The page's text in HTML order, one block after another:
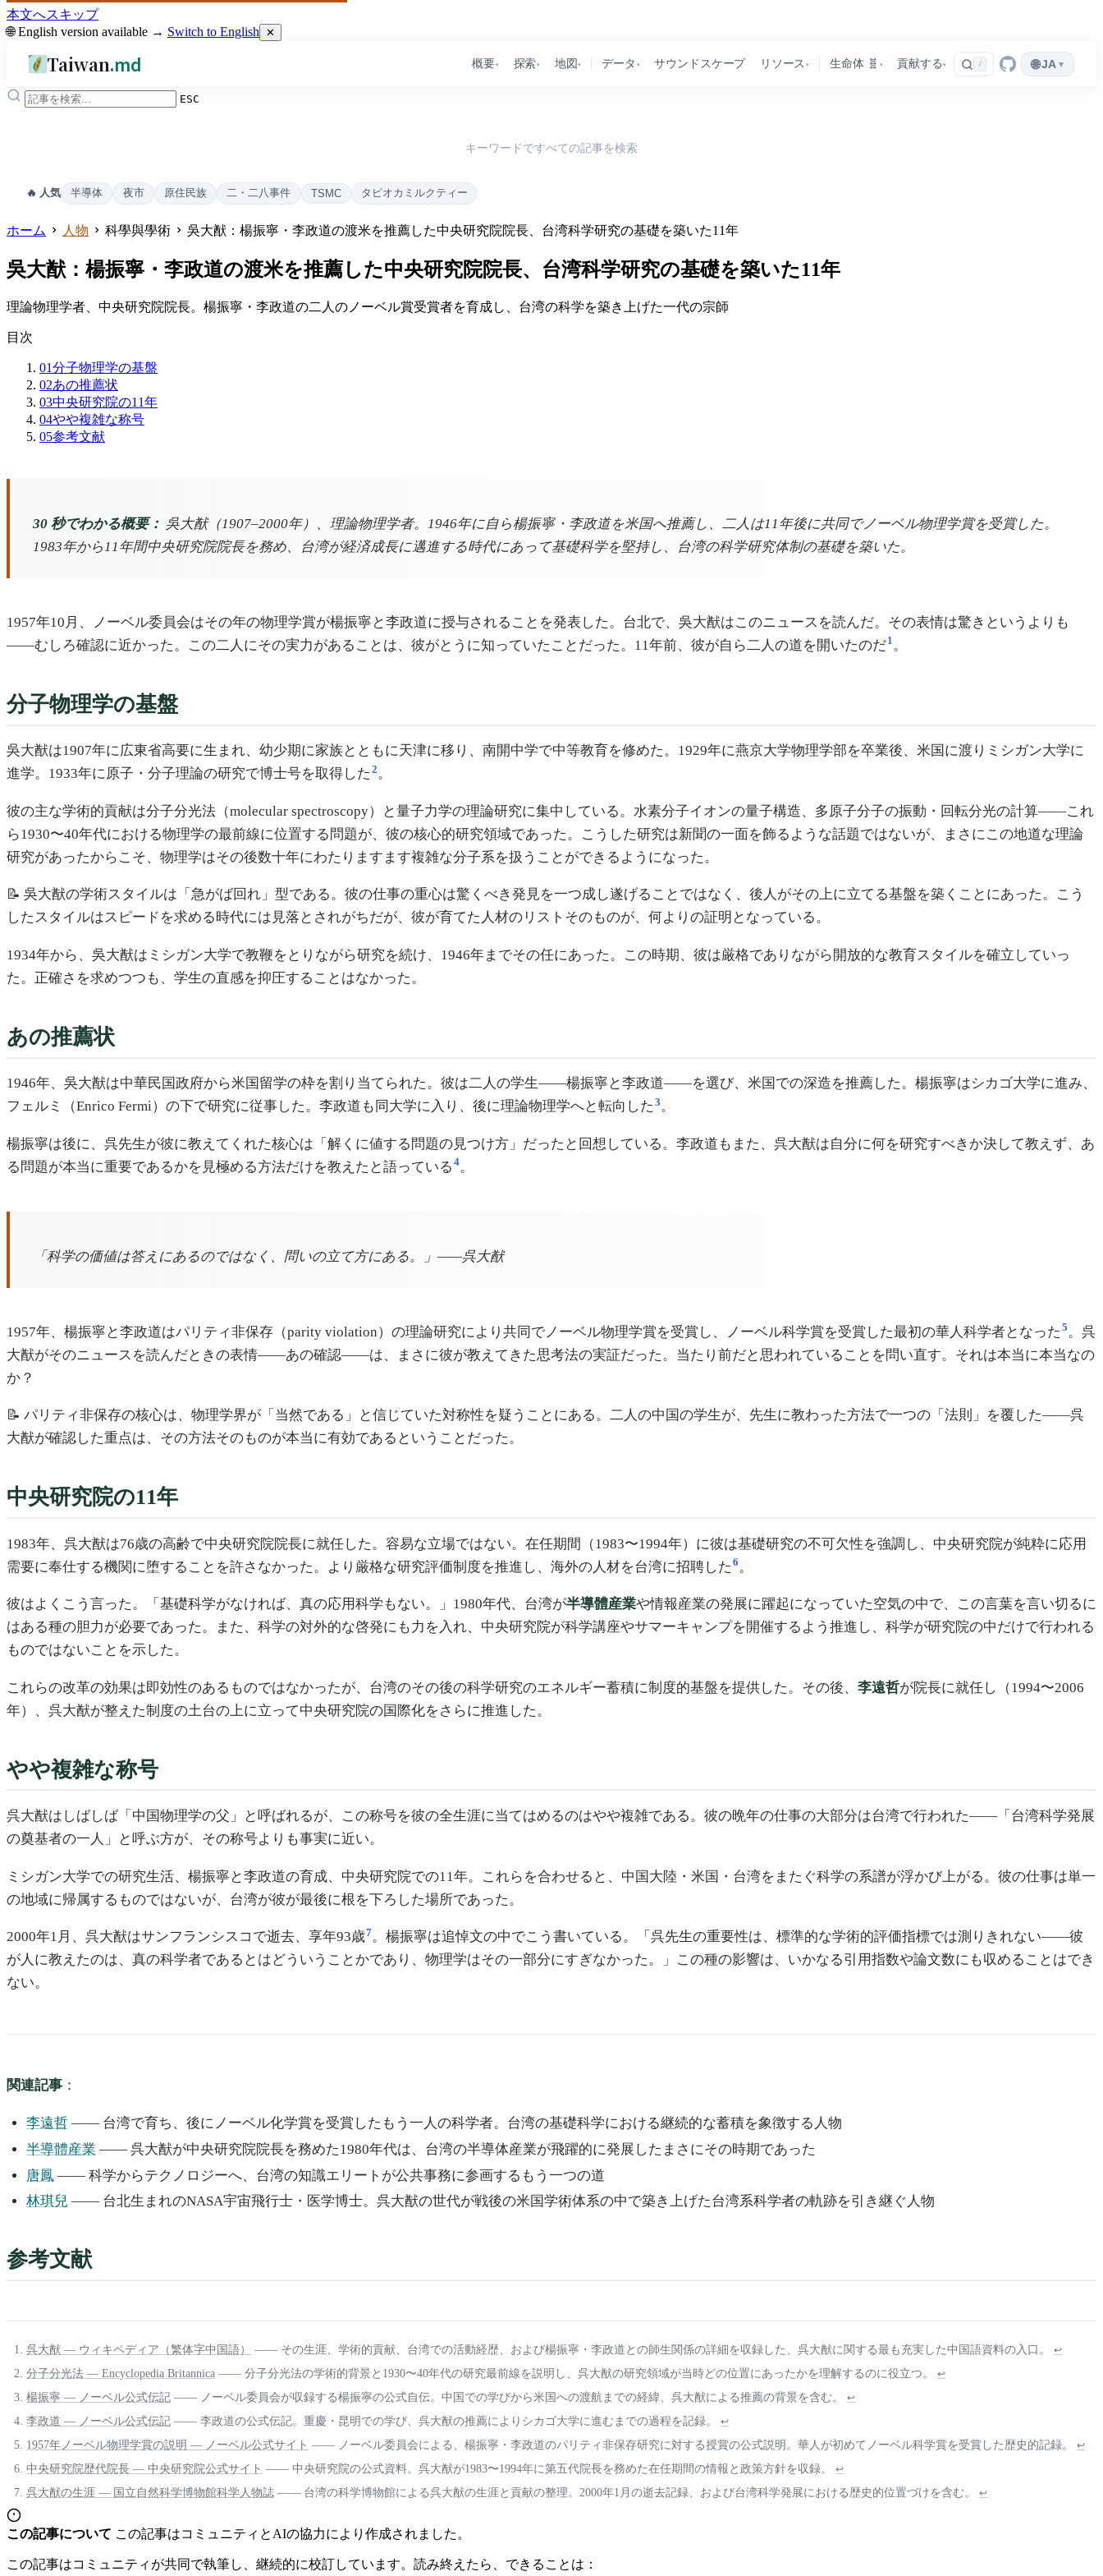
本文へスキップ
🌐 English version available → Switch to English ✕
Taiwan.md 概要▾ 探索▾ 地図 ▾ データ ▾ サウンドスケープ リソース ▾ 生命体 🧬 ▾ 貢献する ▾ / 🌐 JA ▾
ESC
キーワードですべての記事を検索
🔥 人気 半導体 夜市 原住民族 二・二八事件 TSMC タピオカミルクティー
ホーム 人物 科學與學術 吳大猷：楊振寧・李政道の渡米を推薦した中央研究院院長、台湾科学研究の基礎を築いた11年
吳大猷：楊振寧・李政道の渡米を推薦した中央研究院院長、台湾科学研究の基礎を築いた11年
理論物理学者、中央研究院院長。楊振寧・李政道の二人のノーベル賞受賞者を育成し、台湾の科学を築き上げた一代の宗師
目次
01分子物理学の基盤
02あの推薦状
03中央研究院の11年
04やや複雑な称号
05参考文献
30 秒でわかる概要： 吳大猷（1907–2000年）、理論物理学者。1946年に自ら楊振寧・李政道を米国へ推薦し、二人は11年後に共同でノーベル物理学賞を受賞した。
1983年から11年間中央研究院院長を務め、台湾が経済成長に邁進する時代にあって基礎科学を堅持し、台湾の科学研究体制の基礎を築いた。
1957年10月、ノーベル委員会はその年の物理学賞が楊振寧と李政道に授与されることを発表した。台北で、吳大猷はこのニュースを読んだ。その表情は驚きというよりも
——むしろ確認に近かった。この二人にその実力があることは、彼がとうに知っていたことだった。11年前、彼が自ら二人の道を開いたのだ1。
分子物理学の基盤
吳大猷は1907年に広東省高要に生まれ、幼少期に家族とともに天津に移り、南開中学で中等教育を修めた。1929年に燕京大学物理学部を卒業後、米国に渡りミシガン大学に
進学。1933年に原子・分子理論の研究で博士号を取得した 2。
彼の主な学術的貢献は分子分光法（molecular spectroscopy）と量子力学の理論研究に集中している。水素分子イオンの量子構造、多原子分子の振動・回転分光の計算——これ
ら1930〜40年代における物理学の最前線に位置する問題が、彼の核心的研究領域であった。こうした研究は新聞の一面を飾るような話題ではないが、まさにこの地道な理論
研究があったからこそ、物理学はその後数十年にわたりますます複雑な分子系を扱うことができるようになった。
📝 吳大猷の学術スタイルは「急がば回れ」型である。彼の仕事の重心は驚くべき発見を一つ成し遂げることではなく、後人がその上に立てる基盤を築くことにあった。こう
したスタイルはスピードを求める時代には見落とされがちだが、彼が育てた人材のリストそのものが、何よりの証明となっている。
1934年から、吳大猷はミシガン大学で教鞭をとりながら研究を続け、1946年までその任にあった。この時期、彼は厳格でありながら開放的な教育スタイルを確立していっ
た。正確さを求めつつも、学生の直感を抑圧することはなかった。
あの推薦状
1946年、吳大猷は中華民国政府から米国留学の枠を割り当てられた。彼は二人の学生——楊振寧と李政道——を選び、米国での深造を推薦した。楊振寧はシカゴ大学に進み、
フェルミ（Enrico Fermi）の下で研究に従事した。李政道も同大学に入り、後に理論物理学へと転向した 3。
楊振寧は後に、呉先生が彼に教えてくれた核心は「解くに値する問題の見つけ方」だったと回想している。李政道もまた、呉大猷は自分に何を研究すべきか決して教えず、あ
る問題が本当に重要であるかを見極める方法だけを教えたと語っている 4。
「科学の価値は答えにあるのではなく、問いの立て方にある。」——呉大猷
1957年、楊振寧と李政道はパリティ非保存（parity violation）の理論研究により共同でノーベル物理学賞を受賞し、ノーベル科学賞を受賞した最初の華人科学者となった 5 。呉
大猷がそのニュースを読んだときの表情——あの確認——は、まさに彼が教えてきた思考法の実証だった。当たり前だと思われていることを問い直す。それは本当に本当なの
か？
📝 パリティ非保存の核心は、物理学界が「当然である」と信じていた対称性を疑うことにある。二人の中国の学生が、先生に教わった方法で一つの「法則」を覆した——呉
大猷が確認した重点は、その方法そのものが本当に有効であるということだった。
中央研究院の11年
1983年、呉大猷は76歳の高齢で中央研究院院長に就任した。容易な立場ではない。在任期間（1983〜1994年）に彼は基礎研究の不可欠性を強調し、中央研究院が純粋に応用
需要に奉仕する機関に堕することを許さなかった。より厳格な研究評価制度を推進し、海外の人材を台湾に招聘した 6 。
彼はよくこう言った。「基礎科学がなければ、真の応用科学もない。」1980年代、台湾が半導體産業や情報産業の発展に躍起になっていた空気の中で、この言葉を言い切るに
はある種の胆力が必要であった。また、科学の対外的な啓発にも力を入れ、中央研究院が科学講座やサマーキャンプを開催するよう推進し、科学が研究院の中だけで行われる
ものではないことを示した。
これらの改革の効果は即効性のあるものではなかったが、台湾のその後の科学研究のエネルギー蓄積に制度的基盤を提供した。その後、 李遠哲が院長に就任し（1994〜2006
年）、呉大猷が整えた制度の土台の上に立って中央研究院の国際化をさらに推進した。
やや複雑な称号
呉大猷はしばしば「中国物理学の父」と呼ばれるが、この称号を彼の全生涯に当てはめるのはやや複雑である。彼の晩年の仕事の大部分は台湾で行われた——「台湾科学発展
の奠基者の一人」と呼ぶ方が、その称号よりも事実に近い。
ミシガン大学での研究生活、楊振寧と李政道の育成、中央研究院での11年。これらを合わせると、中国大陸・米国・台湾をまたぐ科学の系譜が浮かび上がる。彼の仕事は単一
の地域に帰属するものではないが、台湾が彼が最後に根を下ろした場所であった。
2000年1月、呉大猷はサンフランシスコで逝去、享年93歳7。楊振寧は追悼文の中でこう書いている。「呉先生の重要性は、標準的な学術的評価指標では測りきれない——彼
が人に教えたのは、真の科学者であるとはどういうことかであり、物理学はその一部分にすぎなかった。」この種の影響は、いかなる引用指数や論文数にも収めることはでき
ない。
関連記事 ：
李遠哲 —— 台湾で育ち、後にノーベル化学賞を受賞したもう一人の科学者。台湾の基礎科学における継続的な蓄積を象徴する人物
半導體産業 —— 呉大猷が中央研究院院長を務めた1980年代は、台湾の半導体産業が飛躍的に発展したまさにその時期であった
唐鳳 —— 科学からテクノロジーへ、台湾の知識エリートが公共事務に参画するもう一つの道
林琪兒 —— 台北生まれのNASA宇宙飛行士・医学博士。呉大猷の世代が戦後の米国学術体系の中で築き上げた台湾系科学者の軌跡を引き継ぐ人物
参考文献
呉大猷 — ウィキペディア（繁体字中国語） —— その生涯、学術的貢献、台湾での活動経歴、および楊振寧・李政道との師生関係の詳細を収録した、呉大猷に関する最も充実した中国語資料の入口。 ↩
分子分光法 — Encyclopedia Britannica —— 分子分光法の学術的背景と1930〜40年代の研究最前線を説明し、呉大猷の研究領域が当時どの位置にあったかを理解するのに役立つ。 ↩
楊振寧 — ノーベル公式伝記 —— ノーベル委員会が収録する楊振寧の公式自伝。中国での学びから米国への渡航までの経緯、呉大猷による推薦の背景を含む。 ↩
李政道 — ノーベル公式伝記 —— 李政道の公式伝記。重慶・昆明での学び、呉大猷の推薦によりシカゴ大学に進むまでの過程を記録。 ↩
1957年ノーベル物理学賞の説明 — ノーベル公式サイト —— ノーベル委員会による、楊振寧・李政道のパリティ非保存研究に対する授賞の公式説明。華人が初めてノーベル科学賞を受賞した歴史的記録。 ↩
中央研究院歴代院長 — 中央研究院公式サイト —— 中央研究院の公式資料。呉大猷が1983〜1994年に第五代院長を務めた在任期間の情報と政策方針を収録。 ↩
呉大猷の生涯 — 国立自然科学博物館科学人物誌 —— 台湾の科学博物館による呉大猷の生涯と貢献の整理。2000年1月の逝去記録、および台湾科学発展における歴史的位置づけを含む。 ↩
この記事について この記事はコミュニティとAIの協力により作成されました。
この記事はコミュニティが共同で執筆し、継続的に校訂しています。読み終えたら、できることは：